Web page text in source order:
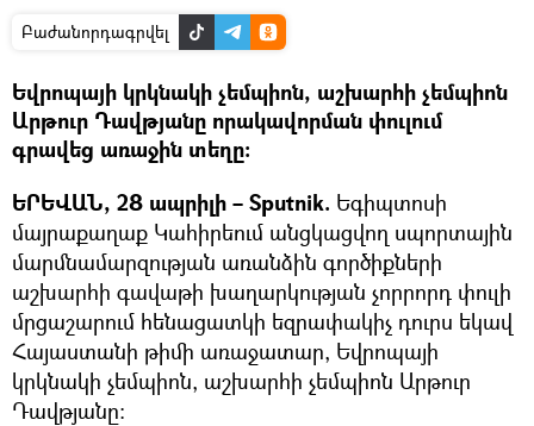
Բաժանորդագրվել
Եվրոպայի կրկնակի չեմպիոն, աշխարհի չեմպիոն
Արթուր Դավթյանը որակավորման փուլում
գրավեց առաջին տեղը։
ԵՐԵՎԱՆ, 28 ապրիլի – Sputnik. Եգիպտոսի
մայրաքաղաք Կահիրեում անցկացվող սպորտային
մարմնամարզության առանձին գործիքների
աշխարհի գավաթի խաղարկության չորրորդ փուլի
մրցաշարում հենացատկի եզրափակիչ դուրս եկավ
Հայաստանի թիմի առաջատար, Եվրոպայի
կրկնակի չեմպիոն, աշխարհի չեմպիոն Արթուր
Դավթյանը։